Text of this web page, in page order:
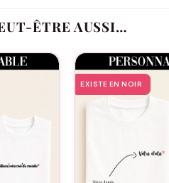
» d’Assortis Moi
La coupe classique assure
shirt n’est pas qu’un habit,
familles et dans nos cœurs.
qui transcende les
parce que nous
de votre grand-père, avec
ÊTRE AUSSI…
EXISTE EN NOIR